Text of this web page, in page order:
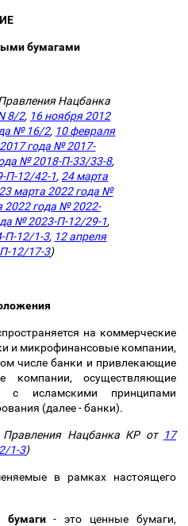
бумагами
Нацбанка
8/2, 16 ноября 2012
№ 16/2, 10 февраля
года № 2017-
№ 2018-П-33/33-8,
П-12/42-1, 24 марта
23 марта 2022 года №
2022 года № 2022-
№ 2023-П-12/29-1,
П-12/1-3, 12 апреля
12/17-3)
на коммерческие
и микрофинансовые компании,
числе банки и привлекающие
компании, осуществляющие
с исламскими принципами
(далее - банки).
Правления Нацбанка КР от 17
1-3)
в рамках настоящего
бумаги- это ценные бумаги,